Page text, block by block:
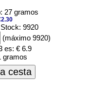
27 gramos
9920
(máximo 9920)
es: € 6.9
gramos
cesta